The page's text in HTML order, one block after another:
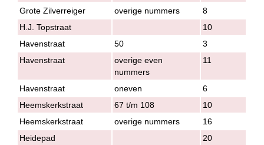
Grote Zilverreiger
overige nummers
8
H.J. Topstraat
10
Havenstraat
50
3
Havenstraat
overige even
nummers
11
Havenstraat oneven
6
Heemskerkstraat
67 t/m 108
10
Heemskerkstraat
overige nummers
16
Heidepad
20